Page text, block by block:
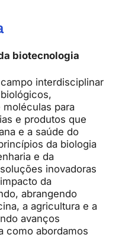
biotecnologia
interdisciplinar
para
e produtos que
e a saúde do
da biologia
e da
inovadoras
da
abrangendo
a agricultura e a
avanços
como abordamos